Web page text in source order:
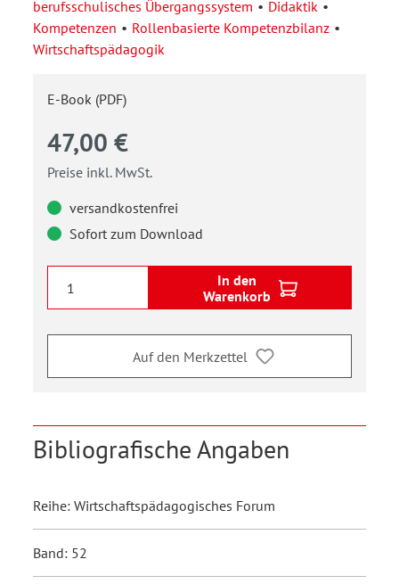
berufsschulisches Übergangssystem
Didaktik
Kompetenzen
Rollenbasierte Kompetenzbilanz
Wirtschaftspädagogik
E-Book (PDF)
47,00 €
Preise inkl. MwSt.
versandkostenfrei
Sofort zum Download
In den
Warenkorb
Auf den Merkzettel
Bibliografische Angaben
Reihe: Wirtschaftspädagogisches Forum
Band: 52